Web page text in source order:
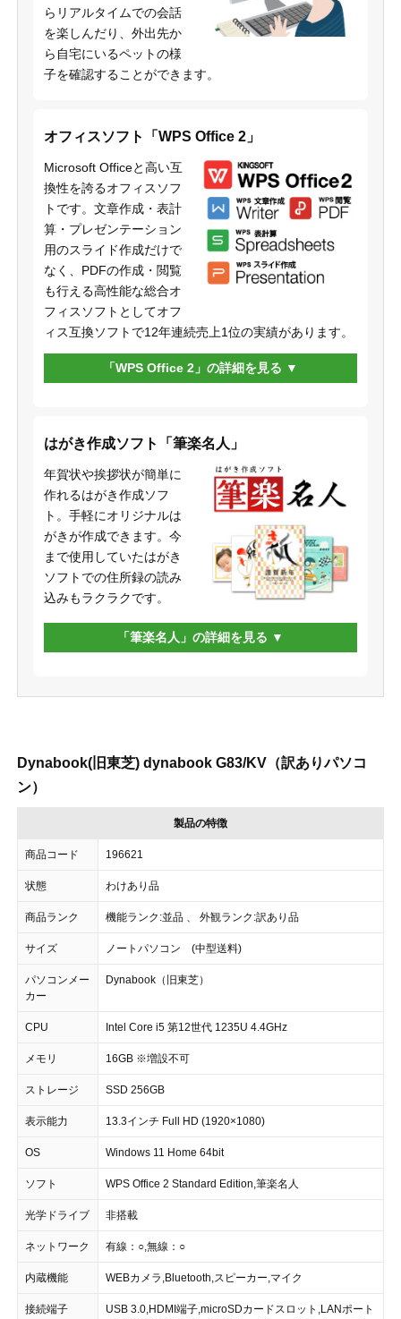
らリアルタイムでの会話
を楽しんだり、外出先か
ら自宅にいるペットの様
子を確認することができます。
オフィスソフト「WPS Office 2」
Microsoft Officeと高い互
換性を誇るオフィスソフ
トです。文章作成・表計
算・プレゼンテーション
用のスライド作成だけで
なく、PDFの作成・閲覧
も行える高性能な総合オ
フィスソフトとしてオフ
ィス互換ソフトで12年連続売上1位の実績があります。
「WPS Office 2」の詳細を見る
はがき作成ソフト「筆楽名人」
年賀状や挨拶状が簡単に
作れるはがき作成ソフ
ト。手軽にオリジナルは
がきが作成できます。今
まで使用していたはがき
ソフトでの住所録の読み
込みもラクラクです。
「筆楽名人」の詳細を見る
Dynabook(旧東芝) dynabook G83/KV（訳ありパソコ
ン）
製品の特徴
商品コード 196621
状態 わけあり品
商品ランク 機能ランク:並品 、 外観ランク:訳あり品
サイズ ノートパソコン (中型送料)
パソコンメー
カー
Dynabook（旧東芝）
CPU Intel Core i5 第12世代 1235U 4.4GHz
メモリ 16GB ※増設不可
ストレージ SSD 256GB
表示能力 13.3インチ Full HD (1920×1080)
OS Windows 11 Home 64bit
ソフト WPS Office 2 Standard Edition,筆楽名人
光学ドライブ 非搭載
ネットワーク 有線：○,無線：○
内蔵機能 WEBカメラ,Bluetooth,スピーカー,マイク
接続端子
USB 3.0,HDMI端子,microSDカードスロット,LANポート